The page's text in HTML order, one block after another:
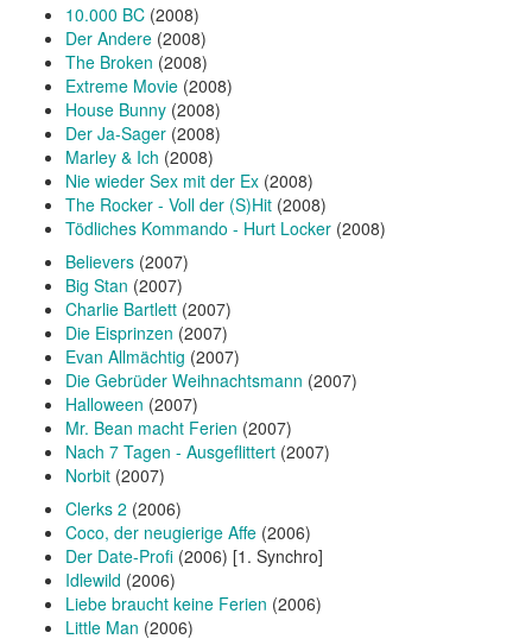
10.000 BC (2008)
Der Andere (2008)
The Broken (2008)
Extreme Movie (2008)
House Bunny (2008)
Der Ja-Sager (2008)
Marley & Ich (2008)
Nie wieder Sex mit der Ex (2008)
The Rocker - Voll der (S)Hit (2008)
Tödliches Kommando - Hurt Locker (2008)
Believers (2007)
Big Stan (2007)
Charlie Bartlett (2007)
Die Eisprinzen (2007)
Evan Allmächtig (2007)
Die Gebrüder Weihnachtsmann (2007)
Halloween (2007)
Mr. Bean macht Ferien (2007)
Nach 7 Tagen - Ausgeflittert (2007)
Norbit (2007)
Clerks 2 (2006)
Coco, der neugierige Affe (2006)
Der Date-Profi (2006) [1. Synchro]
Idlewild (2006)
Liebe braucht keine Ferien (2006)
Little Man (2006)